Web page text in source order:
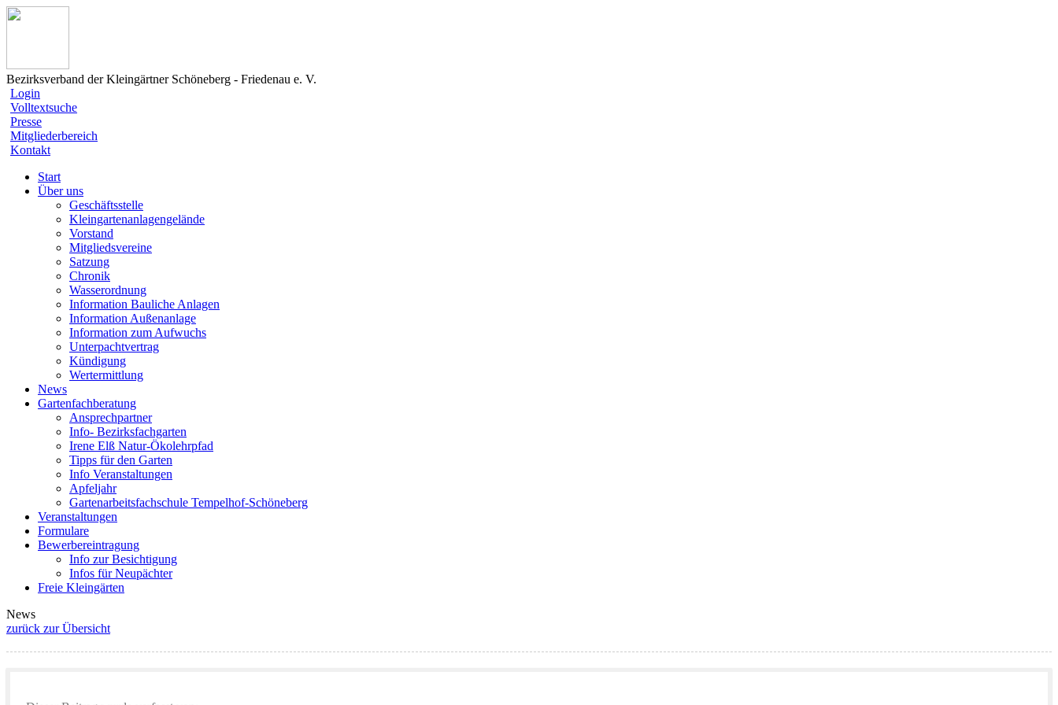
Bezirksverband der Kleingärtner Schöneberg - Friedenau e. V.
Login
Volltextsuche
Presse
Mitgliederbereich
Kontakt
Start
Über uns
Geschäftsstelle
Kleingartenanlagengelände
Vorstand
Mitgliedsvereine
Satzung
Chronik
Wasserordnung
Information Bauliche Anlagen
Information Außenanlage
Information zum Aufwuchs
Unterpachtvertrag
Kündigung
Wertermittlung
News
Gartenfachberatung
Ansprechpartner
Info- Bezirksfachgarten
Irene Elß Natur-Ökolehrpfad
Tipps für den Garten
Info Veranstaltungen
Apfeljahr
Gartenarbeitsfachschule Tempelhof-Schöneberg
Veranstaltungen
Formulare
Bewerbereintragung
Info zur Besichtigung
Infos für Neupächter
Freie Kleingärten
News
zurück zur Übersicht